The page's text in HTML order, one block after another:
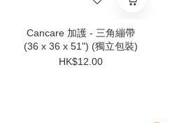
Cancare 加護 - 三角繃帶
(36 x 36 x 51") (獨立包裝)
HK$12.00